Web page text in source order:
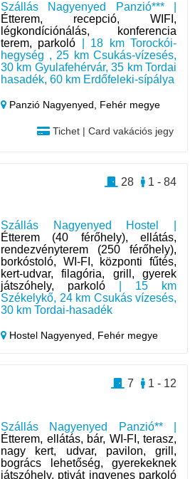
Szállás Nagyenyed Panzió*** |
Étterem, recepció, WIFI,
légkondíciónálás, konferencia
terem, parkoló | 18 km Torockói-
hegység , 25 km Csukás-vízesés,
30 km Gyulafehérvár, 35 km Tordai
hasadék, 60 km Erdőfeleki-sípálya
Panzió Nagyenyed, Fehér megye
Tichet | Card vakációs jegy
Szállás Nagyenyed Hostel |
Étterem (40 férőhely), ellátás,
rendezvényterem (250 férőhely),
borkóstoló, WI-FI, központi fűtés,
kert-udvar, filagória, grill, gyerek
játszóhely, parkoló | 15 km
Székelykő, 24 km Csukás vízesés,
30 km Tordai-hasadék
Hostel Nagyenyed, Fehér megye
1 - 84
28
Szállás Nagyenyed Panzió** |
Étterem, ellátás, bár, WI-FI, terasz,
nagy kert, udvar, pavilon, grill,
bogrács lehetőség, gyerekeknek
játszóhely, ptivát ingyenes parkoló
1 - 12
7